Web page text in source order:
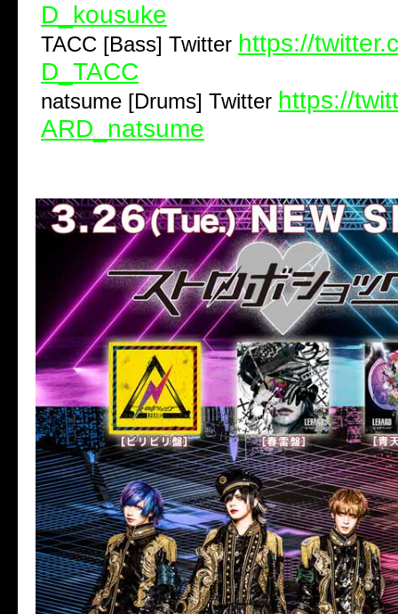
D_kousuke
TACC [Bass] Twitter https://
D_TACC
natsume [Drums] Twitter https://
ARD_natsume